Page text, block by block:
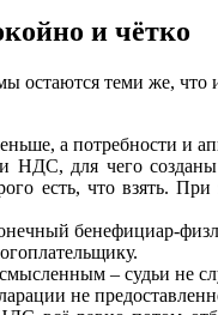
и чётко
остаются теми же,
а потребности и
НДС, для чего
есть, что взять.
бенефициар-
– судьи не
не